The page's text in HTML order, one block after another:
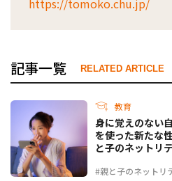
https://tomoko.chu.jp/
記事一覧 RELATED ARTICLE
教育
#親と子のネットリ
身に覚えのない
を使った新たな
と子のネットリ